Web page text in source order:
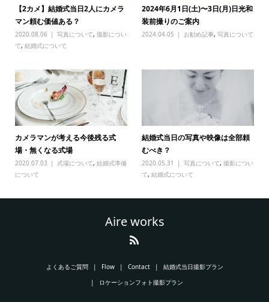
【2カメ】結婚式当日2人にカメラ
マン頼む価値ある？
2020.08.06 写真について, 撮影につい
て, 結婚式について
2024年6月1日(土)〜3日(月)日光和
装前撮りのご案内
2024.04.05 お勧め記事,写真について
カメラマンが考える今後残る式
場・無くなる式場
2020.07.03 式場について, 結婚式準備
について
結婚式当日の写真や映像は全部頼
むべき？
2020.05.31 写真について,撮影につい
て,結婚式について
Aire works
よくあるご質問 Flow Contact
結婚式当日撮影プラン
ロケーションフォト撮影プラン